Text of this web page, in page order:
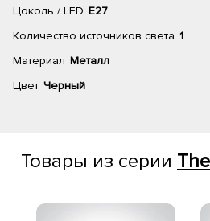
Цоколь / LED E27
Количество источников света 1
Материал Металл
Цвет Черный
Товары из серии